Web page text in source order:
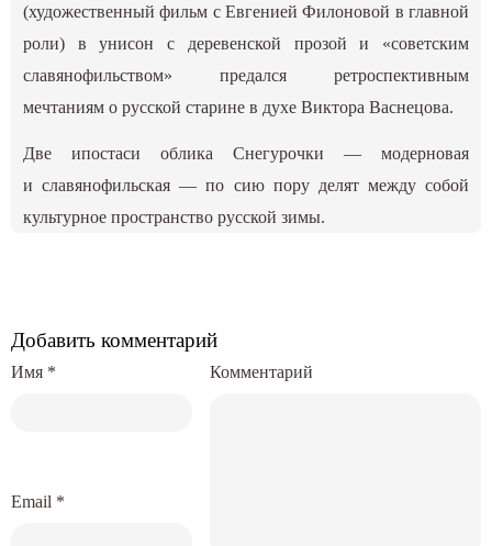
(художественный фильм с Евгенией Филоновой в главной
роли) в унисон с деревенской прозой и «советским
славянофильством» предался ретроспективным
мечтаниям о русской старине в духе Виктора Васнецова.
Две ипостаси облика Снегурочки — модерновая
и славянофильская — по сию пору делят между собой
культурное пространство русской зимы.
Добавить комментарий
Комментарий
Имя *
Email *